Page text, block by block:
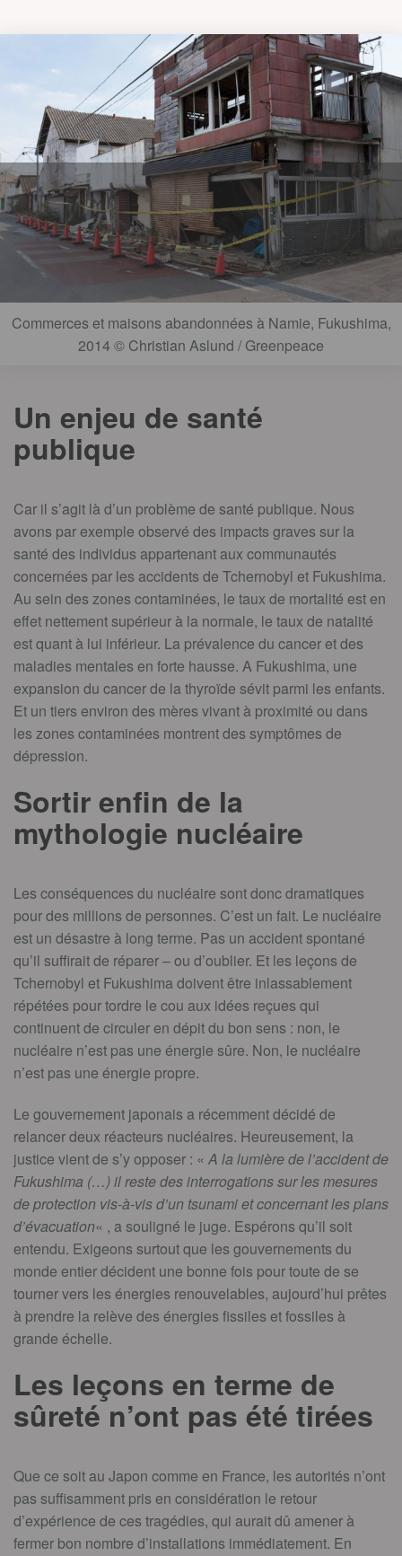
Commerces et maisons abandonnées à Namie, Fukushima,
2014 © Christian Aslund / Greenpeace
Un enjeu de santé
publique
Car il s’agit là d’un problème de santé publique. Nous
avons par exemple observé des impacts graves sur la
santé des individus appartenant aux communautés
concernées par les accidents de Tchernobyl et Fukushima.
Au sein des zones contaminées, le taux de mortalité est en
effet nettement supérieur à la normale, le taux de natalité
est quant à lui inférieur. La prévalence du cancer et des
maladies mentales en forte hausse. A Fukushima, une
expansion du cancer de la thyroïde sévit parmi les enfants.
Et un tiers environ des mères vivant à proximité ou dans
les zones contaminées montrent des symptômes de
dépression.
Sortir enfin de la
mythologie nucléaire
Les conséquences du nucléaire sont donc dramatiques
pour des millions de personnes. C’est un fait. Le nucléaire
est un désastre à long terme. Pas un accident spontané
qu’il suffirait de réparer – ou d’oublier. Et les leçons de
Tchernobyl et Fukushima doivent être inlassablement
répétées pour tordre le cou aux idées reçues qui
continuent de circuler en dépit du bon sens : non, le
nucléaire n’est pas une énergie sûre. Non, le nucléaire
n’est pas une énergie propre.
Le gouvernement japonais a récemment décidé de
relancer deux réacteurs nucléaires. Heureusement, la
justice vient de s’y opposer : « A la lumière de l’accident de
Fukushima (…) il reste des interrogations sur les mesures
de protection vis-à-vis d’un tsunami et concernant les plans
d’évacuation« , a souligné le juge. Espérons qu’il soit
entendu. Exigeons surtout que les gouvernements du
monde entier décident une bonne fois pour toute de se
tourner vers les énergies renouvelables, aujourd’hui prêtes
à prendre la relève des énergies fissiles et fossiles à
grande échelle.
Les leçons en terme de
sûreté n’ont pas été tirées
Que ce soit au Japon comme en France, les autorités n’ont
pas suffisamment pris en considération le retour
d’expérience de ces tragédies, qui aurait dû amener à
fermer bon nombre d’installations immédiatement. En